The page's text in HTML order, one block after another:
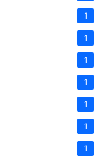
1
1
1
1
1
1
1